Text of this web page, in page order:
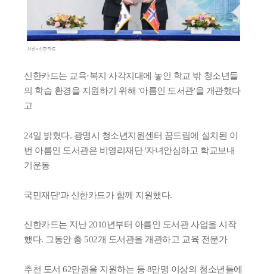
신한카드는 교육·복지 사각지대에 놓인 학교 밖 청소년들
의 학습 환경을 지원하기 위해 '아름인 도서관'을 개관했다
고
24일 밝혔다. 광명시 청소년지원센터 꿈드림에 설치된 이
번 아름인 도서관은 비영리재단 '자녀안심하고 학교보내
기운동
국민재단'과 신한카드가 함께 지원했다.
신한카드는 지난 2010년부터 아름인 도서관 사업을 시작
했다. 그동안 총 502개 도서관을 개관하고 교육 전문가
추천 도서 62만권을 지원하는 등 8만명 이상의 청소년들에